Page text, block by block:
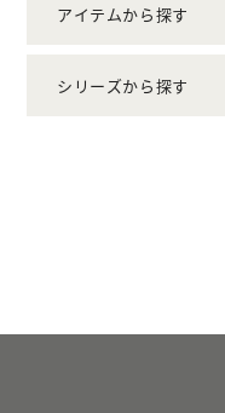
アイテムから探す
シリーズから探す